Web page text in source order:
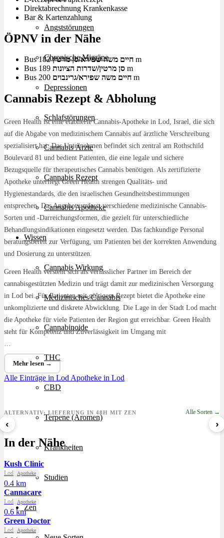
Angststörungen
Chronische Migräne
Depressionen
Schlafstörungen
Cannabis Ärzte
Cannabis Rezept
Cannabis Apotheke
Wissen
Cannabis Wirkung
Medizinisches Cannabis
Cannabinoide
THC
CBD
Terpene (Aromen)
Krankheiten
Studien
Zen
Direktabrechnung Krankenkasse
Bar & Kartenzahlung
ÖPNV in der Nähe
Bus חיים משה שפירא/סן מרטין 182 m
Bus
סן מרטין/שדרות הציונות 189 m
Bus
חיים משה שפירא/גרינבוים 200 m
Cannabis Rezept & Abholung
Green Health ist eine etablierte Cannabis-Apotheke in Lod, Israel, die sich
auf die Abgabe von medizinischem Cannabis auf ärztliche Verschreibung
spezialisiert hat. Das Unternehmen befindet sich zentral am Rothschild
Boulevard 81 und bedient Patienten, die eine legale und sichere
Bezugsquelle für therapeutisches Cannabis benötigen. Als zertifizierte
Apotheke unterliegt Green Health strengen Qualitäts- und
Hygienestandards, die den israelischen Gesundheitsbestimmungen
entsprechen. Das Angebot umfasst verschiedene medizinische Cannabis-
Sorten und -Darreichungsformen, die gezielt für unterschiedliche
Behandlungsindikationen eingesetzt werden. Das fachkundige Personal
beratungsbereit zur Verfügung, um Patienten bei der korrekten Anwendung
und Dosierung zu unterstützen.
Green Health versteht sich als verlässlicher Partner im Bereich der
cannabisgestützten Medizin und trägt damit zur medizinischen Versorgung
in Lod bei. Für Patienten mit gültigem Rezept bietet die Apotheke eine
unkomplizierte und diskrete Abwicklung. Die Lage in der Stadt Lod macht
die Apotheke für viele Patienten der Region gut erreichbar. Green Health
steht für Kompetenz und Zuverlässigkeit im Umgang mit
…
Mehr lesen →
Alle Einträge in Lod Apotheke in Lod
ALTERNATIV: LIEFERUNG IN 48H MIT ZEN Alle Sorten →
‹
8 Ball Kush
ab 7,29 €/g
Grape Galena
›
In der Nähe
Kush Clinic
Lod Apotheke
0.4 km
Cannacare
Lod Apotheke
0.6 km
Green Doctor
Lod Apotheke